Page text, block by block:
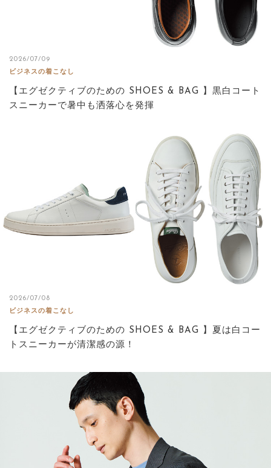
2026/07/09
ビジネスの着こなし
【エグゼクティブのための SHOES & BAG 】黒白コート
スニーカーで暑中も洒落心を発揮
2026/07/08
ビジネスの着こなし
【エグゼクティブのための SHOES & BAG 】夏は白コー
トスニーカーが清潔感の源！